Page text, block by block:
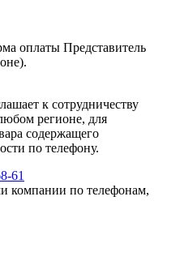
оплаты Представитель
к сотрудничеству
регионе, для
содержащего
по телефону.
61
компании по телефонам,